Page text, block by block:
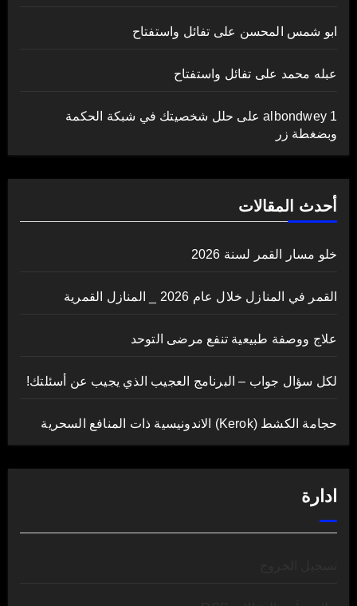
ابو شمس المحسن على تفائل واستفتاح
عبله محمد على تفائل واستفتاح
albondwey 1على حلل شخصيتك في شبكة الحكمة
وبضغطة زر
أحدث المقالات
خلو مسار القمر لسنة 2026
القمر في المنازل خلال عام 2026 _ المنازل القمرية
علاج ووصفة طبيعية تنفع مرضى التوحد
لكل سؤال جواب – البرنامج العجيب الذي يجيب عن أسئلتك!
حجامة الكشط (Kerok) الاندونيسية ذات المنافع السحرية
ادارة